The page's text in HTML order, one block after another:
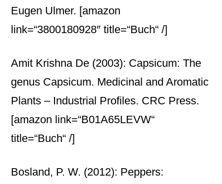
Eugen Ulmer. [amazon
link=“3800180928″ title=“Buch“ /]
Amit Krishna De (2003): Capsicum: The
genus Capsicum. Medicinal and Aromatic
Plants – Industrial Profiles. CRC Press.
[amazon link=“B01A65LEVW“
title=“Buch“ /]
Bosland, P. W. (2012): Peppers: